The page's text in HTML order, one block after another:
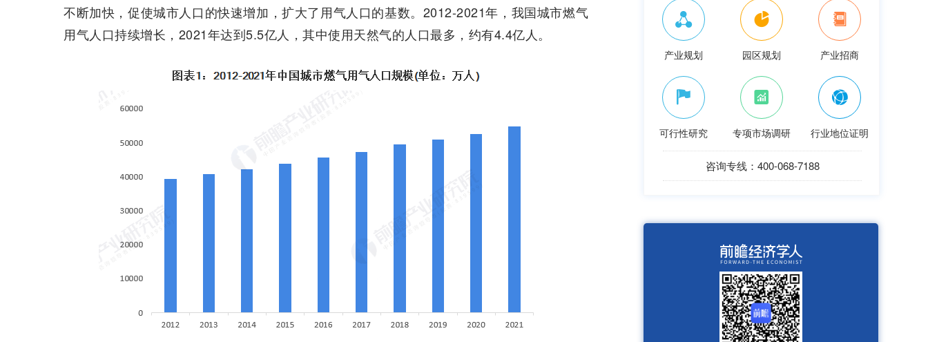
不断加快，促使城市人口的快速增加，扩大了用气人口的基数。2012-2021年，我国城市燃气
用气人口持续增长，2021年达到5.5亿人，其中使用天然气的人口最多，约有4.4亿人。
产业规划 园区规划 产业招商
可行性研究 专项市场调研 行业地位证明
咨询专线：400-068-7188